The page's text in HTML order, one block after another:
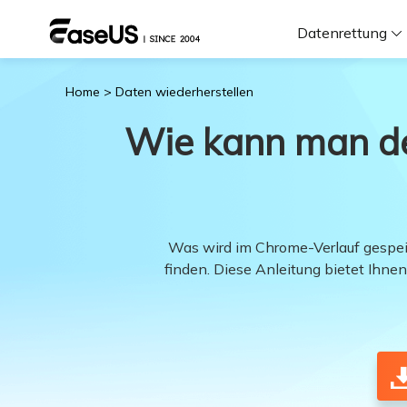
Datenrettung
Home > Daten wiederherstellen
Wie kann man
Was wird im Chrome-Verlauf
finden. Diese Anleitung bietet